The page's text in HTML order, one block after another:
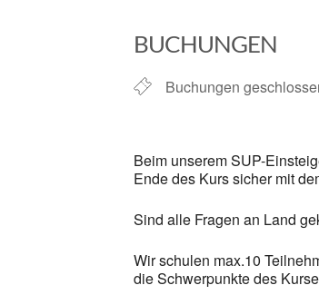
BUCHUNGEN
Buchungen
Beim unserem SUP-
Ende des Kurs sicher mit
Sind alle Fragen an Land
Wir schulen max.10
die Schwerpunkte des